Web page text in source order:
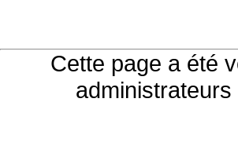
Cette page a été